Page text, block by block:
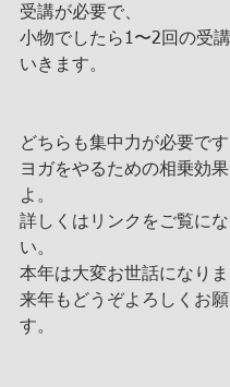
受講が必要で、
小物でしたら1〜2回の受
いきます。
どちらも集中力が必要です
ヨガをやるための相乗効
よ。
詳しくはリンクをご覧に
い。
本年は大変お世話になりま
来年もどうぞよろしくお
す。